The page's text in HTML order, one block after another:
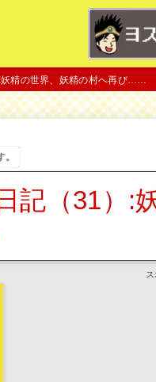
精の世界、妖精の村へ再び……
記（31）: